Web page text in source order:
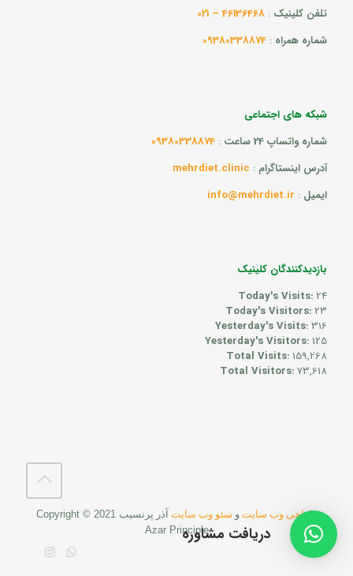
تلفن کلینیک :
46136468 – 021
شماره همراه :
09380338874
شبکه های اجتماعی
شماره واتساپ 24 ساعت
:
09380338874
آدرس اینستاگرام :
mehrdiet.clinic
ایمیل :
info@mehrdiet.ir
بازدیدکنندگان کلینیک
Today's Visits:24
Today's Visitors:23
Yesterday's Visits:316
Yesterday's Visitors:125
Total Visits:159,268
Total Visitors:73,618
طراحی وب سایت و سئو وب سایت آذر پرنسیب Copyright © 2021
Azar Principleدریافت مشاوره